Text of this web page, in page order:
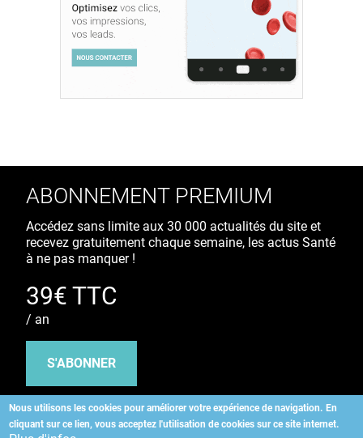
Nous utilisons les cookies pour améliorer votre expérience de navigation. En
cliquant sur ce lien, vous acceptez l'utilisation de cookies sur ce site internet.
ABONNEMENT PREMIUM
Accédez sans limite aux 30 000 actualités du site et
recevez gratuitement chaque semaine, les actus Santé
à ne pas manquer !
39€ TTC
/ an
S'ABONNER
Copyright©2026 ALLIEDHEALTH